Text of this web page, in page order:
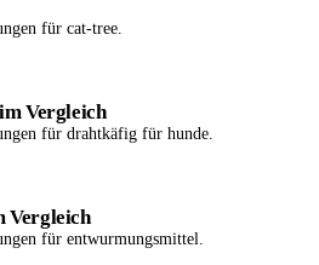
für cat-tree.
Vergleich
für drahtkäfig für hunde.
Vergleich
für entwurmungsmittel.